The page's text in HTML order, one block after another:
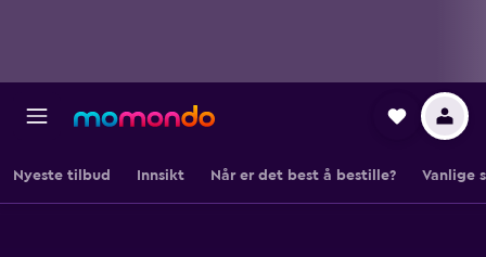
Nyeste tilbud Innsikt Når er det best å bestille? Vanlige